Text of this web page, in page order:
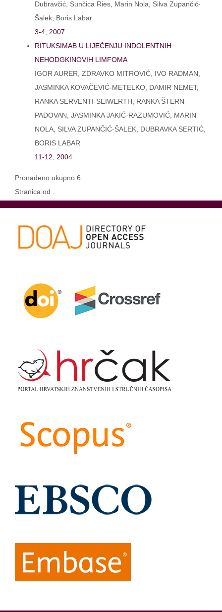
Dubravčić, Sunčica Ries, Marin Nola, Silva Zupančić-
Šalek, Boris Labar
3-4 2007
RITUKSIMAB U LIJEČENJU INDOLENTNIH
NEHODGKINOVIH LIMFOMA
IGOR AURER, ZDRAVKO MITROVIĆ, IVO RADMAN,
JASMINKA KOVAČEVIĆ-METELKO, DAMIR NEMET,
RANKA SERVENTI-SEIWERTH, RANKA ŠTERN-
PADOVAN, JASMINKA JAKIĆ-RAZUMOVIĆ, MARIN
NOLA, SILVA ZUPANČIĆ-ŠALEK, DUBRAVKA SERTIĆ,
BORIS LABAR
11-12
2004
Pronađeno ukupno 6.
Stranica od .